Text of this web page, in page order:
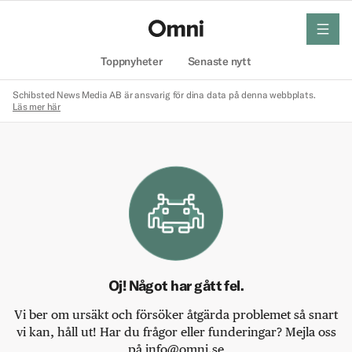
Toppnyheter Senaste nytt
meny
Schibsted News Media AB är ansvarig för dina data på denna webbplats.
Läs mer här
Oj! Något har gått fel.
Vi ber om ursäkt och försöker åtgärda problemet så snart
vi kan, håll ut! Har du frågor eller funderingar? Mejla oss